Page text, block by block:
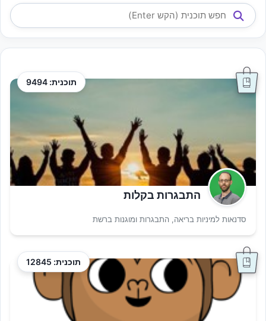
תוכנית: 9494
התבגרות בקלות
סדנאות למיניות בריאה, התבגרות ומוגנות ברשת
תוכנית: 12845